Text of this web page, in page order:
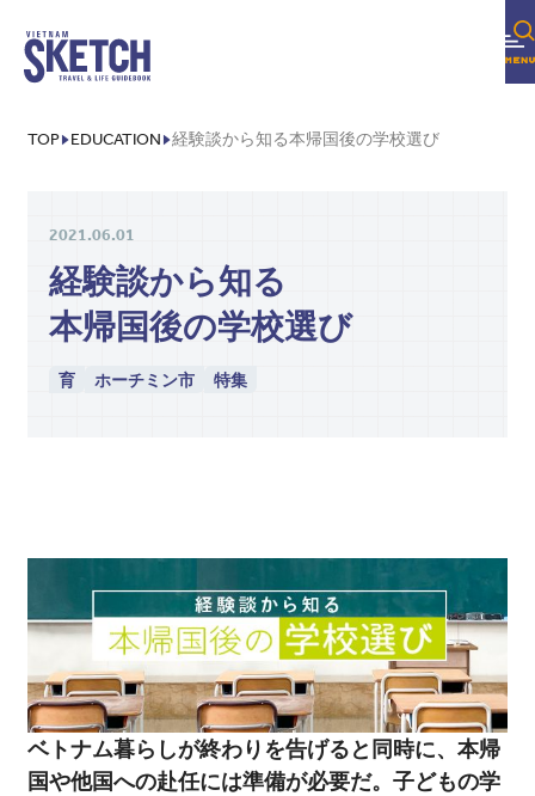
2026年08月
病院
グルメ
美容
TOP EDUCATION 経験談から知る本帰国後の学校選び
2021.06.01
経験談から知る
本帰国後の学校選び
育 ホーチミン市 特集
ベトナム暮らしが終わりを告げると同時に、本帰
国や他国への赴任には準備が必要だ。子どもの学